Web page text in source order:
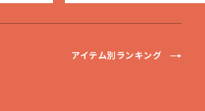
アイテム別ランキング